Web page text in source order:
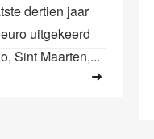
dertien jaar
uitgekeerd
Sint Maarten,...